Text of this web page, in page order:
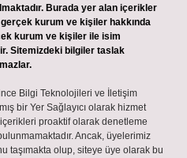
Burada yer alan içerikler
kurum ve kişiler hakkında
kurum ve kişiler ile isim
Sitemizdeki bilgiler taslak
Bilgi Teknolojileri ve İletişim
bir Yer Sağlayıcı olarak hizmet
proaktif olarak denetleme
Ancak, üyelerimiz
taşımakta olup, siteye üye olarak bu